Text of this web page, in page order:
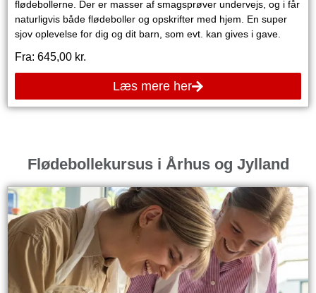
flødebollerne. Der er masser af smagsprøver undervejs, og i får
naturligvis både flødeboller og opskrifter med hjem. En super
sjov oplevelse for dig og dit barn, som evt. kan gives i gave.
Fra: 645,00 kr.
Læs mere her
Flødebollekursus i Århus og Jylland